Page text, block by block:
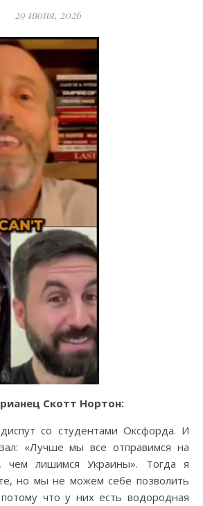
29 июня, 2026
Скотт Нортон:
со студентами Оксфорда. И
«Лучше мы все отправимся на
чем лишимся Украины». Тогда я
но мы не можем себе позволить
что у них есть водородная